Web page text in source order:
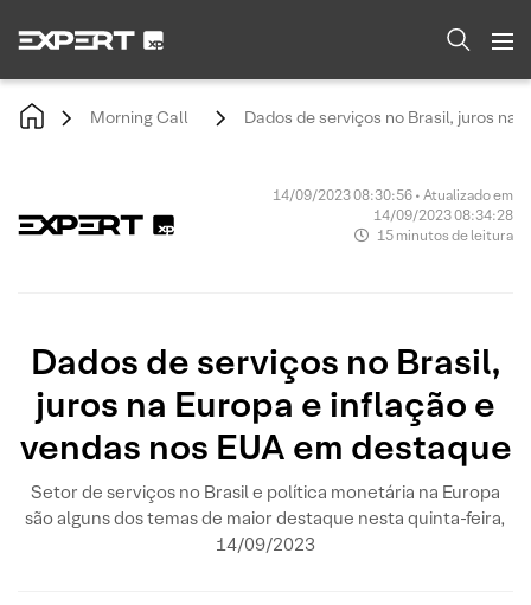
Morning Call Dados de serviços no Brasil, juros na
14/09/2023 08:30:56 • Atualizado em
14/09/2023 08:34:28
15 minutos de leitura
Dados de serviços no Brasil,
juros na Europa e inflação e
vendas nos EUA em destaque
Setor de serviços no Brasil e política monetária na Europa
são alguns dos temas de maior destaque nesta quinta-feira,
14/09/2023